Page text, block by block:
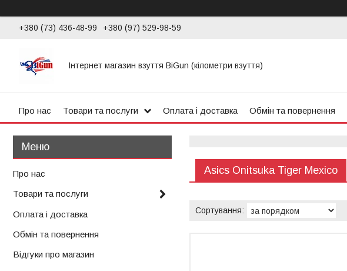
+380 (73) 436-48-99 +380 (97) 529-98-59
Інтернет магазин взуття BiGun (кілометри взуття)
Про нас Товари та послуги Оплата і доставка Обмін та повернення
Asics Onitsuka Tiger Mexico
Про нас
Товари та послуги
Оплата і доставка
Обмін та повернення
Відгуки про магазин